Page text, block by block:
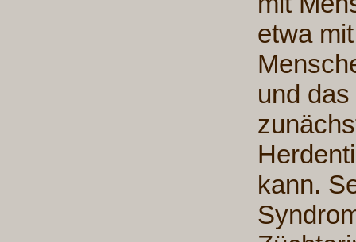
etwa
und
kann.